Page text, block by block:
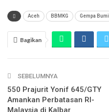
Aceh BBMKG Gempa Bumi
Bagikan
SEBELUMNYA
550 Prajurit Yonif 645/GTY
Amankan Perbatasan RI-